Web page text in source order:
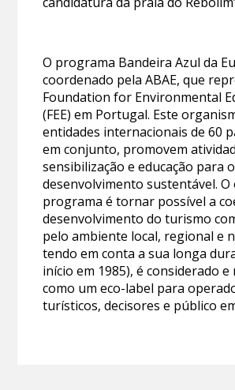
O programa Bandeira Azul da
coordenado pela ABAE, que
Foundation for Environmental
(FEE) em Portugal. Este
entidades internacionais de 60
em conjunto, promovem
sensibilização e educação para o
desenvolvimento sustentável.
programa é tornar possível a
desenvolvimento do turismo
pelo ambiente local, regional e
tendo em conta a sua longa
início em 1985), é considerado e
como um eco-label para
turísticos, decisores e público